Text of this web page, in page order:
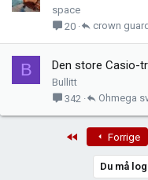
space
20
crown guard
B Den store Casio-
Bullitt
342
Ohmega
Forrige
Du må